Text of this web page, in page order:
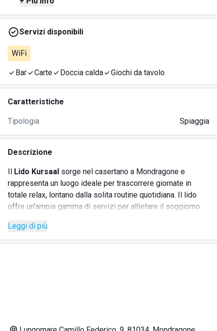
Servizi disponibili
WiFi
Bar Carte Doccia calda Giochi da tavolo
Caratteristiche
Tipologia Spiaggia
Descrizione
Il Lido Kursaal sorge nel casertano a Mondragone e
rappresenta un luogo ideale per trascorrere giornate in
totale relax, lontano dalla solita routine quotidiana. Il lido
offre un'ampia gamma di servizi per allietare il soggiorno
tratto di costa su cui si affaccia il Kursaal, in un contesto di
quiete e tranquillità. Perfetto per le famiglie, poiché
Leggi di più